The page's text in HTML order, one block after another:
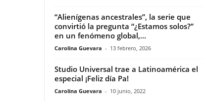
“Alienígenas ancestrales”, la serie que
convirtió la pregunta “¿Estamos solos?”
en un fenómeno global,...
Carolina Guevara - 13 febrero, 2026
Studio Universal trae a Latinoamérica el
especial ¡Feliz día Pa!
Carolina Guevara - 10 junio, 2022